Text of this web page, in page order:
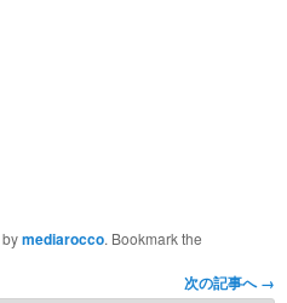
bymediarocco. Bookmark the
次の記事へ→